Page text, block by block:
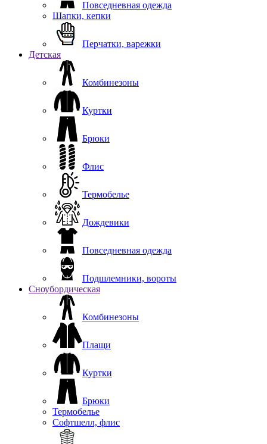
Повседневная одежда
Шапки, кепки
Перчатки, варежки
Детская
Комбинезоны
Куртки
Брюки
Флис
Термобелье
Дождевики
Повседневная одежда
Подшлемники, вороты
Сноубордическая
Комбинезоны
Плащи
Куртки
Брюки
Термобелье
Софтшелл, флис